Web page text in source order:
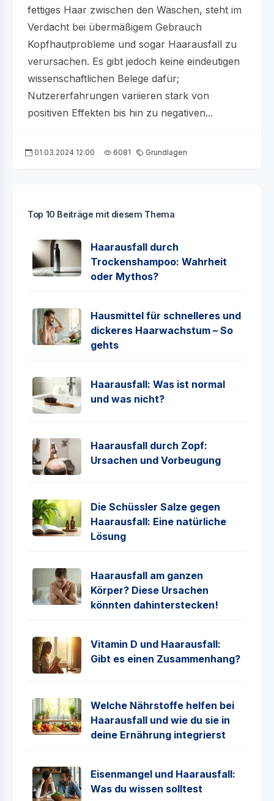
fettiges Haar zwischen den Wäschen, steht im
Verdacht bei übermäßigem Gebrauch
Kopfhautprobleme und sogar Haarausfall zu
verursachen. Es gibt jedoch keine eindeutigen
wissenschaftlichen Belege dafür;
Nutzererfahrungen variieren stark von
positiven Effekten bis hin zu negativen...
01.03.2024 12:00 6081 Grundlagen
Top 10 Beiträge mit diesem Thema
Haarausfall durch
Trockenshampoo: Wahrheit
oder Mythos?
Hausmittel für schnelleres und
dickeres Haarwachstum – So
gehts
Haarausfall: Was ist normal
und was nicht?
Haarausfall durch Zopf:
Ursachen und Vorbeugung
Die Schüssler Salze gegen
Haarausfall: Eine natürliche
Lösung
Haarausfall am ganzen
Körper? Diese Ursachen
könnten dahinterstecken!
Vitamin D und Haarausfall:
Gibt es einen Zusammenhang?
Welche Nährstoffe helfen bei
Haarausfall und wie du sie in
deine Ernährung integrierst
Eisenmangel und Haarausfall:
Was du wissen solltest